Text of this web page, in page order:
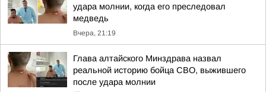
удара молнии, когда его преследовал
медведь
Вчера, 21:19
Глава алтайского Минздрава назвал
реальной историю бойца СВО, выжившего
после удара молнии